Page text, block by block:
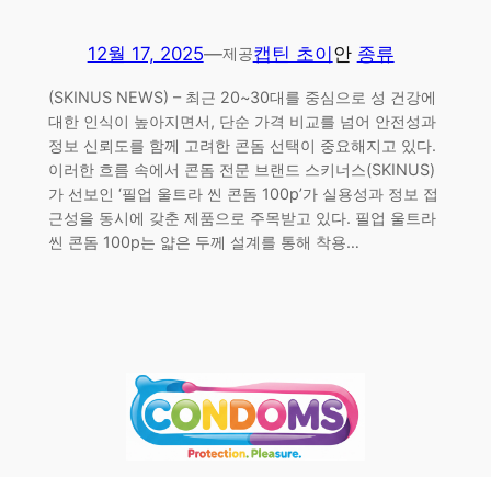
12월 17, 2025—제공캡틴 초이안 종류
(SKINUS NEWS) – 최근 20~30대를 중심으로 성 건강에
대한 인식이 높아지면서, 단순 가격 비교를 넘어 안전성과
정보 신뢰도를 함께 고려한 콘돔 선택이 중요해지고 있다.
이러한 흐름 속에서 콘돔 전문 브랜드 스키너스(SKINUS)
가 선보인 ‘필업 울트라 씬 콘돔 100p’가 실용성과 정보 접
근성을 동시에 갖춘 제품으로 주목받고 있다. 필업 울트라
씬 콘돔 100p는 얇은 두께 설계를 통해 착용…